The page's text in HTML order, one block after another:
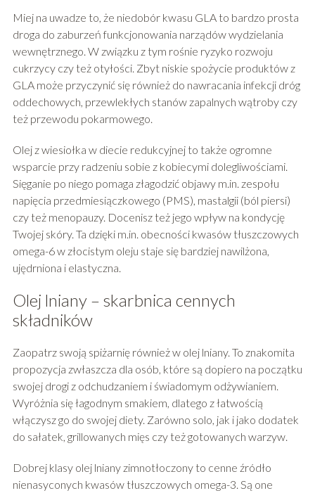
Miej na uwadze to, że niedobór kwasu GLA to bardzo prosta
droga do zaburzeń funkcjonowania narządów wydzielania
wewnętrznego. W związku z tym rośnie ryzyko rozwoju
cukrzycy czy też otyłości. Zbyt niskie spożycie produktów z
GLA może przyczynić się również do nawracania infekcji dróg
oddechowych, przewlekłych stanów zapalnych wątroby czy
też przewodu pokarmowego.
Olej z wiesiołka w diecie redukcyjnej to także ogromne
wsparcie przy radzeniu sobie z kobiecymi dolegliwościami.
Sięganie po niego pomaga złagodzić objawy m.in. zespołu
napięcia przedmiesiączkowego (PMS), mastalgii (ból piersi)
czy też menopauzy. Docenisz też jego wpływ na kondycję
Twojej skóry. Ta dzięki m.in. obecności kwasów tłuszczowych
omega-6 w złocistym oleju staje się bardziej nawilżona,
ujędrniona i elastyczna.
Olej lniany – skarbnica cennych
składników
Zaopatrz swoją spiżarnię również w olej lniany. To znakomita
propozycja zwłaszcza dla osób, które są dopiero na początku
swojej drogi z odchudzaniem i świadomym odżywianiem.
Wyróżnia się łagodnym smakiem, dlatego z łatwością
włączysz go do swojej diety. Zarówno solo, jak i jako dodatek
do sałatek, grillowanych mięs czy też gotowanych warzyw.
Dobrej klasy olej lniany zimnotłoczony to cenne źródło
nienasyconych kwasów tłuszczowych omega-3. Są one